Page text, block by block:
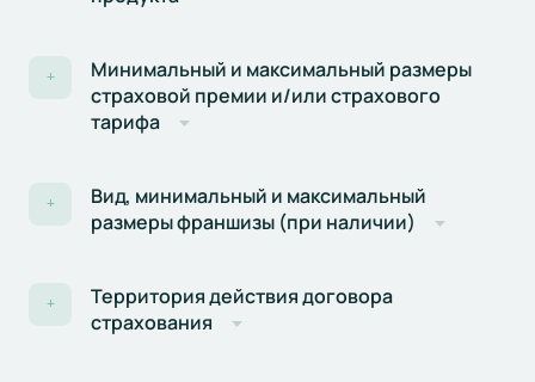
+
Минимальный и максимальный размеры
страховой премии и/или страхового
тарифа
+
Вид, минимальный и максимальный
размеры франшизы (при наличии)
+
Территория действия договора
страхования